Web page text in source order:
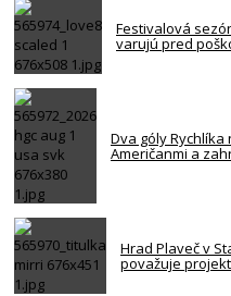
Festivalová
varujú pred
Dva góly
Američanmi a
Hrad Plaveč v
považuje